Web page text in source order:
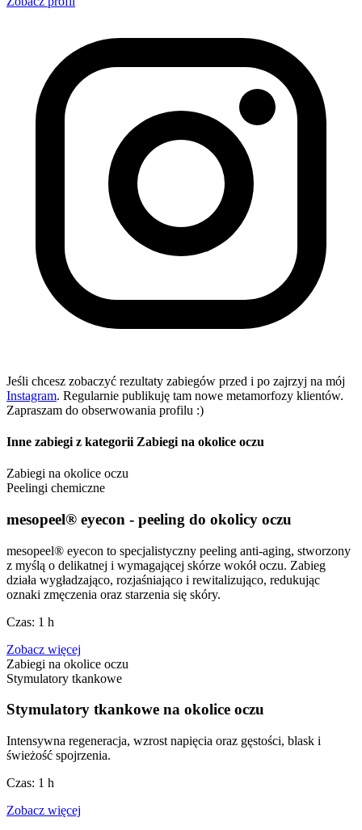
Jeśli chcesz zobaczyć rezultaty zabiegów przed i po zajrzyj na mój
Instagram. Regularnie publikuję tam nowe metamorfozy klientów.
Zapraszam do obserwowania profilu :)
Inne zabiegi z kategorii Zabiegi na okolice oczu
Zabiegi na okolice oczu
Peelingi chemiczne
mesopeel® eyecon - peeling do okolicy oczu
mesopeel® eyecon to specjalistyczny peeling anti-aging, stworzony
z myślą o delikatnej i wymagającej skórze wokół oczu. Zabieg
działa wygładzająco, rozjaśniająco i rewitalizująco, redukując
oznaki zmęczenia oraz starzenia się skóry.
Czas: 1 h
Zobacz więcej
Zabiegi na okolice oczu
Stymulatory tkankowe
Stymulatory tkankowe na okolice oczu
Intensywna regeneracja, wzrost napięcia oraz gęstości, blask i
świeżość spojrzenia.
Czas: 1 h
Zobacz więcej